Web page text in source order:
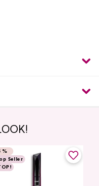
%
Seller